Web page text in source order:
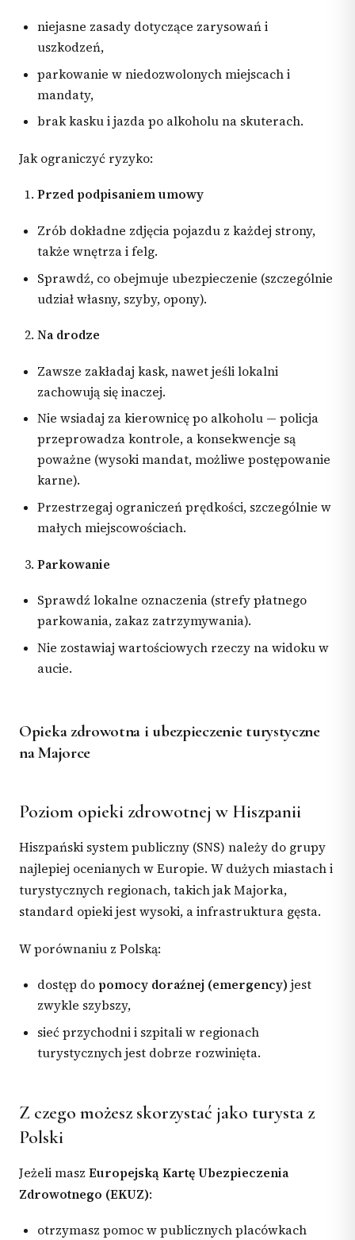
niejasne zasady dotyczące zarysowań i
uszkodzeń,
parkowanie w niedozwolonych miejscach i
mandaty,
brak kasku i jazda po alkoholu na skuterach.
Jak ograniczyć ryzyko:
Przed podpisaniem umowy
Zrób dokładne zdjęcia pojazdu z każdej strony,
także wnętrza i felg.
Sprawdź, co obejmuje ubezpieczenie (szczególnie
udział własny, szyby, opony).
Na drodze
Zawsze zakładaj kask, nawet jeśli lokalni
zachowują się inaczej.
Nie wsiadaj za kierownicę po alkoholu — policja
przeprowadza kontrole, a konsekwencje są
poważne (wysoki mandat, możliwe postępowanie
karne).
Przestrzegaj ograniczeń prędkości, szczególnie w
małych miejscowościach.
Parkowanie
Sprawdź lokalne oznaczenia (strefy płatnego
parkowania, zakaz zatrzymywania).
Nie zostawiaj wartościowych rzeczy na widoku w
aucie.
Opieka zdrowotna i ubezpieczenie turystyczne
na Majorce
Poziom opieki zdrowotnej w Hiszpanii
Hiszpański system publiczny (SNS) należy do grupy
najlepiej ocenianych w Europie. W dużych miastach i
turystycznych regionach, takich jak Majorka,
standard opieki jest wysoki, a infrastruktura gęsta.
W porównaniu z Polską:
dostęp do pomocy doraźnej (emergency) jest
zwykle szybszy,
sieć przychodni i szpitali w regionach
turystycznych jest dobrze rozwinięta.
Z czego możesz skorzystać jako turysta z
Polski
Jeżeli masz Europejską Kartę Ubezpieczenia
Zdrowotnego (EKUZ):
otrzymasz pomoc w publicznych placówkach